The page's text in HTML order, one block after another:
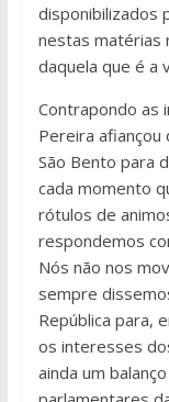
disponibilizados
nestas matérias
daquela que é a
Contrapondo as
Pereira
São Bento para
cada momento
rótulos de
respondemos
Nós não nos
sempre
República para,
os interesses
ainda um